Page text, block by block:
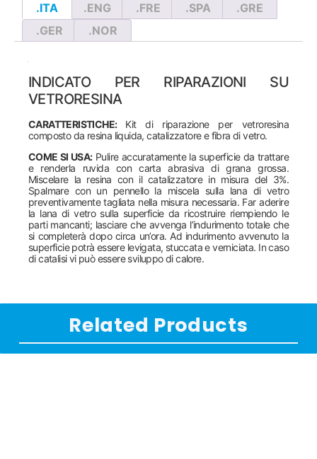
.ITA .ENG .FRE .SPA
.GRE
.GER
.NOR
INDICATO PER RIPARAZIONI SU
VETRORESINA
CARATTERISTICHE: Kit di riparazione per vetroresina
composto da resina liquida, catalizzatore e fibra di vetro.
COME SI USA:Pulire accuratamente la superficie da trattare
e renderla ruvida con carta abrasiva di grana grossa.
Miscelare la resina con il catalizzatore in misura del 3%.
Spalmare con un pennello la miscela sulla lana di vetro
preventivamente tagliata nella misura necessaria. Far aderire
la lana di vetro sulla superficie da ricostruire riempiendo le
parti mancanti; lasciare che avvenga l’indurimento totale che
si completerà dopo circa un’ora. Ad indurimento avvenuto la
superficie potrà essere levigata, stuccata e verniciata. In caso
di catalisi vi può essere sviluppo di calore.
Related Products